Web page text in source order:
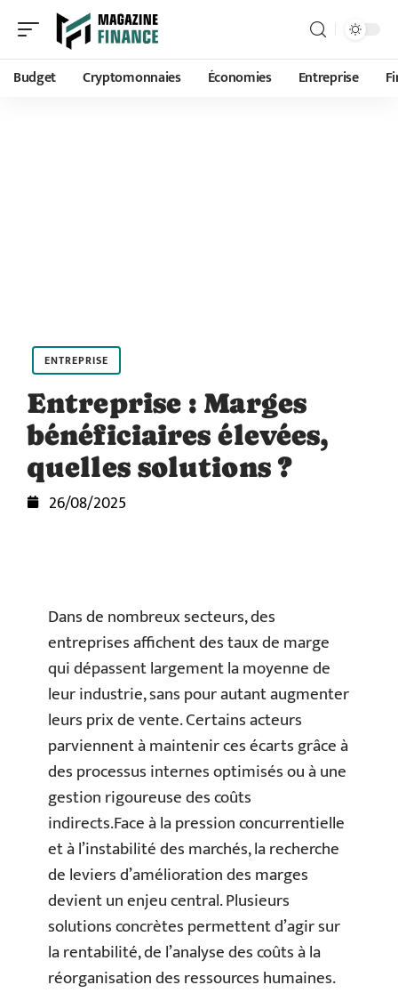
Budget Cryptomonnaies Économies Entreprise
ENTREPRISE
Entreprise : Marges
bénéficiaires élevées,
quelles solutions ?
26/08/2025
Dans de nombreux secteurs, des
entreprises affichent des taux de marge
qui dépassent largement la moyenne de
leur industrie, sans pour autant augmenter
leurs prix de vente. Certains acteurs
parviennent à maintenir ces écarts grâce à
des processus internes optimisés ou à une
gestion rigoureuse des coûts
indirects.Face à la pression concurrentielle
et à l’instabilité des marchés, la recherche
de leviers d’amélioration des marges
devient un enjeu central. Plusieurs
solutions concrètes permettent d’agir sur
la rentabilité, de l’analyse des coûts à la
réorganisation des ressources humaines.